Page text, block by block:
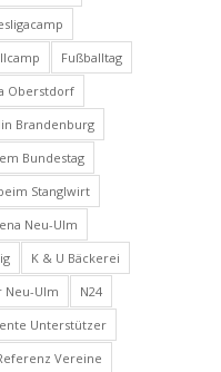
Fußballtag
Oberstdorf
Brandenburg
Bundestag
Stanglwirt
Neu-Ulm
K & U Bäckerei
Neu-Ulm
N24
Unterstützer
Vereine